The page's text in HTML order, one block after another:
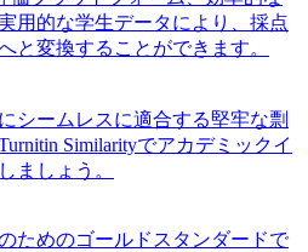
用的な学生データにより、採点
と変換することができます。
シームレスに適合する堅牢な剽
Similarityでアカデミックイ
ましょう。
ためのゴールドスタンダードで